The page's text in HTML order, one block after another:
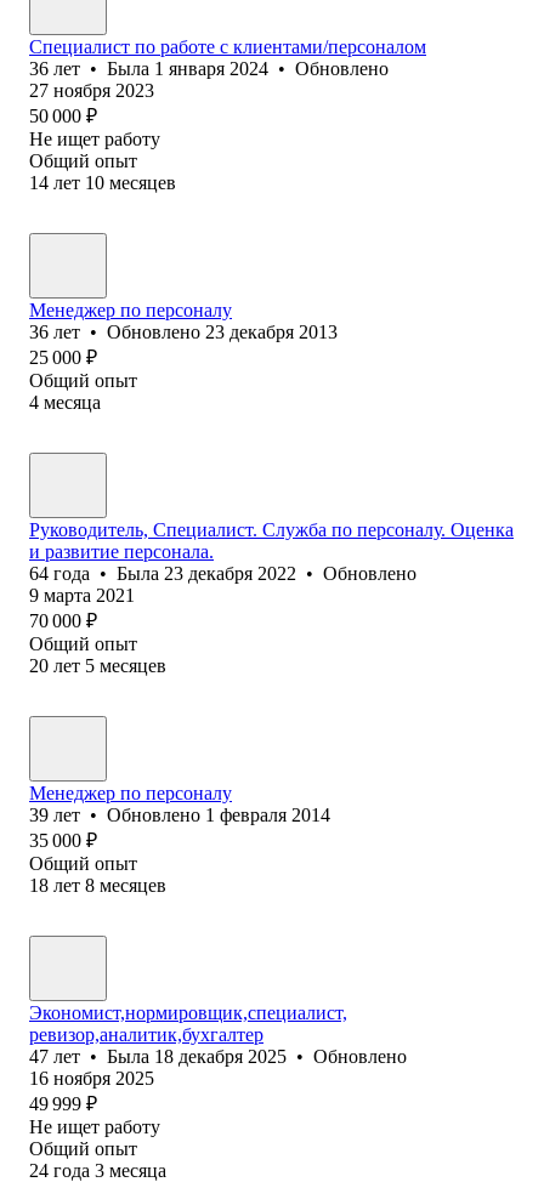
Специалист по работе с клиентами/персоналом
36 лет • Была 1 января 2024 • Обновлено
27 ноября 2023
50 000 ₽
Не ищет работу
Общий опыт
14 лет 10 месяцев
Менеджер по персоналу
36 лет • Обновлено 23 декабря 2013
25 000 ₽
Общий опыт
4 месяца
Руководитель, Специалист. Cлужба по персоналу. Оценка
и развитие персонала.
64 года • Была 23 декабря 2022 • Обновлено
9 марта 2021
70 000 ₽
Общий опыт
20 лет 5 месяцев
Менеджер по персоналу
39 лет • Обновлено 1 февраля 2014
35 000 ₽
Общий опыт
18 лет 8 месяцев
Экономист,нормировщик,специалист,
ревизор,аналитик,бухгалтер
47 лет • Была 18 декабря 2025 • Обновлено
16 ноября 2025
49 999 ₽
Не ищет работу
Общий опыт
24 года 3 месяца